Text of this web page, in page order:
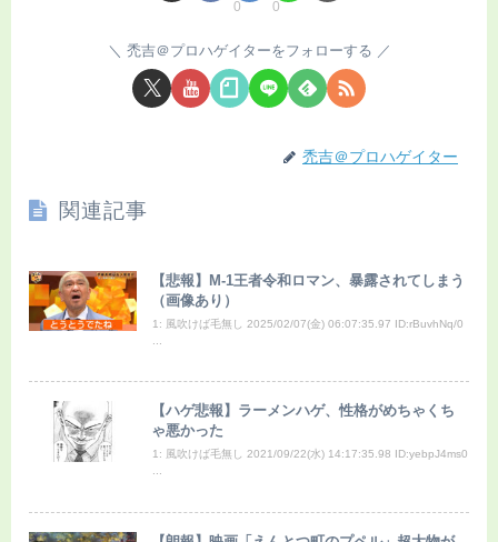
0 0
禿吉＠プロハゲイターをフォローする
禿吉＠プロハゲイター
関連記事
【悲報】M-1王者令和ロマン、暴露されてしまう
（画像あり）
1: 風吹けば毛無し 2025/02/07(金) 06:07:35.97 ID:rBuvhNq/0
【ハゲ悲報】ラーメンハゲ、性格がめちゃくち
ゃ悪かった
1: 風吹けば毛無し 2021/09/22(水) 14:17:35.98 ID:yebpJ4ms0
...